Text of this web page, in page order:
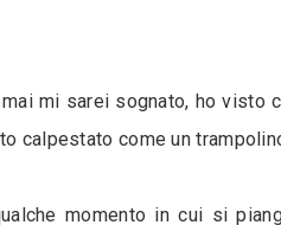
mi sarei sognato, ho
calpestato come un
momento in cui si